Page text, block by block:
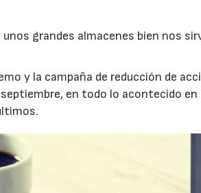
grandes almacenes bien nos
y la campaña de reducción de
en todo lo acontecido en